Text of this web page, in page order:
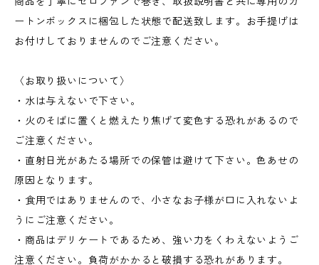
ートンボックスに梱包した状態で配送致します。お手提げは
お付けしておりませんのでご注意ください。
〈お取り扱いについて〉
・水は与えないで下さい。
・火のそばに置くと燃えたり焦げて変色する恐れがあるので
ご注意ください。
・直射日光があたる場所での保管は避けて下さい。色あせの
原因となります。
・食用ではありませんので、小さなお子様が口に入れないよ
うにご注意ください。
・商品はデリケートであるため、強い力をくわえないようご
注意ください。負荷がかかると破損する恐れがあります。